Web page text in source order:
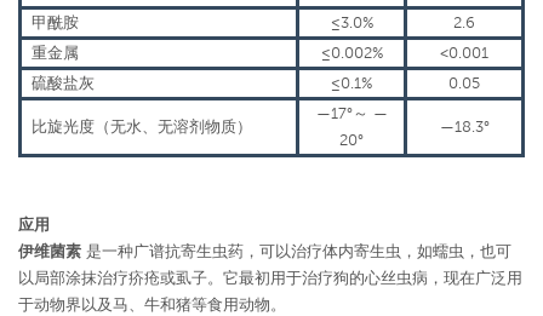
甲酰胺
≤3.0%
2.6
重金属
≤0.002%
<0.001
硫酸盐灰
≤0.1% 0.05
比旋光度（无水、无溶剂物质）
—17°～ —
20°
—18.3°
应用
伊维菌素 是一种广谱抗寄生虫药，可以治疗体内寄生虫，如蠕虫，也可
以局部涂抹治疗疥疮或虱子。它最初用于治疗狗的心丝虫病，现在广泛用
于动物界以及马、牛和猪等食用动物。